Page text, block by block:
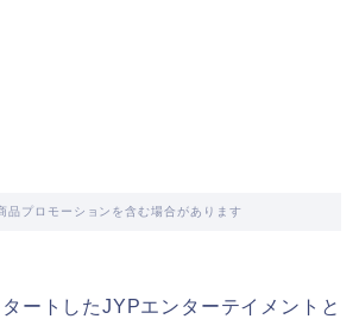
品プロモーションを含む場合があります
ートしたJYPエンターテイメントと